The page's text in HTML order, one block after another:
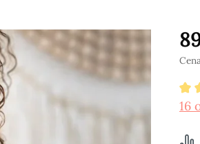
16